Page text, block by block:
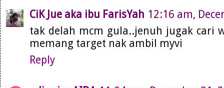
CiK Jue aka ibu FarisYah 12:16 am,
tak delah mcm gula..jenuh jugak cari
memang target nak ambil myvi
Reply